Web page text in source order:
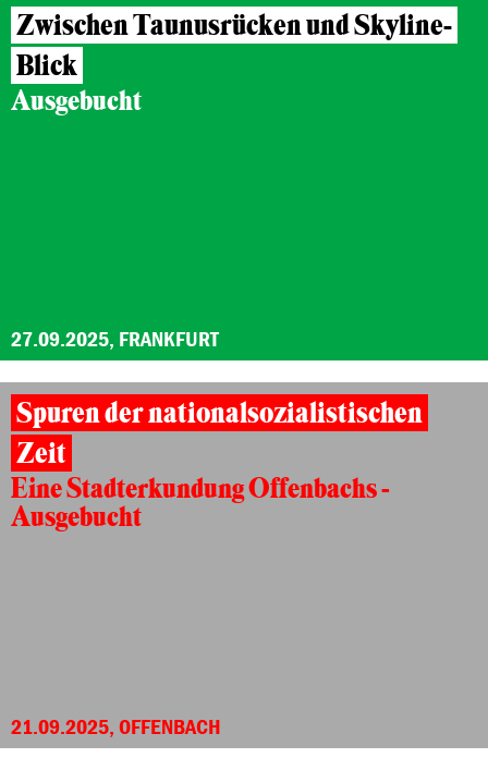
Zwischen Taunusrücken und Skyline-
Blick
Ausgebucht
27.09.2025, FRANKFURT
Spuren der nationalsozialistischen
Zeit
Eine Stadterkundung Offenbachs -
Ausgebucht
21.09.2025, OFFENBACH